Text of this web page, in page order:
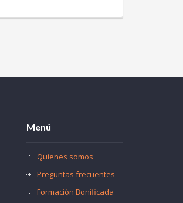
Menú
Quienes somos
Preguntas frecuentes
Formación Bonificada